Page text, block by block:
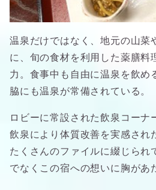
温泉だけではなく、地元の山菜
に、旬の食材を利用した薬膳料
力。食事中も自由に温泉を飲め
脇にも温泉が常備されている。
ロビーに常設された飲泉コーナ
飲泉により体質改善を実感され
たくさんのファイルに綴じられ
でなくこの宿への想いに胸があ